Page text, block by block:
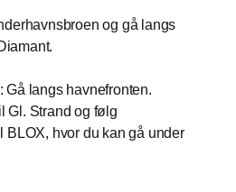
og gå langs
Gå langs havnefronten.
Gl. Strand og følg
BLOX, hvor du kan gå under